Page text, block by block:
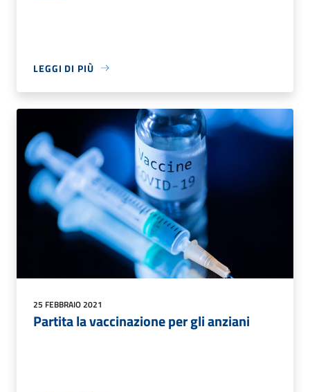
LEGGI DI PIÙ
25 FEBBRAIO 2021
Partita la vaccinazione per gli anziani